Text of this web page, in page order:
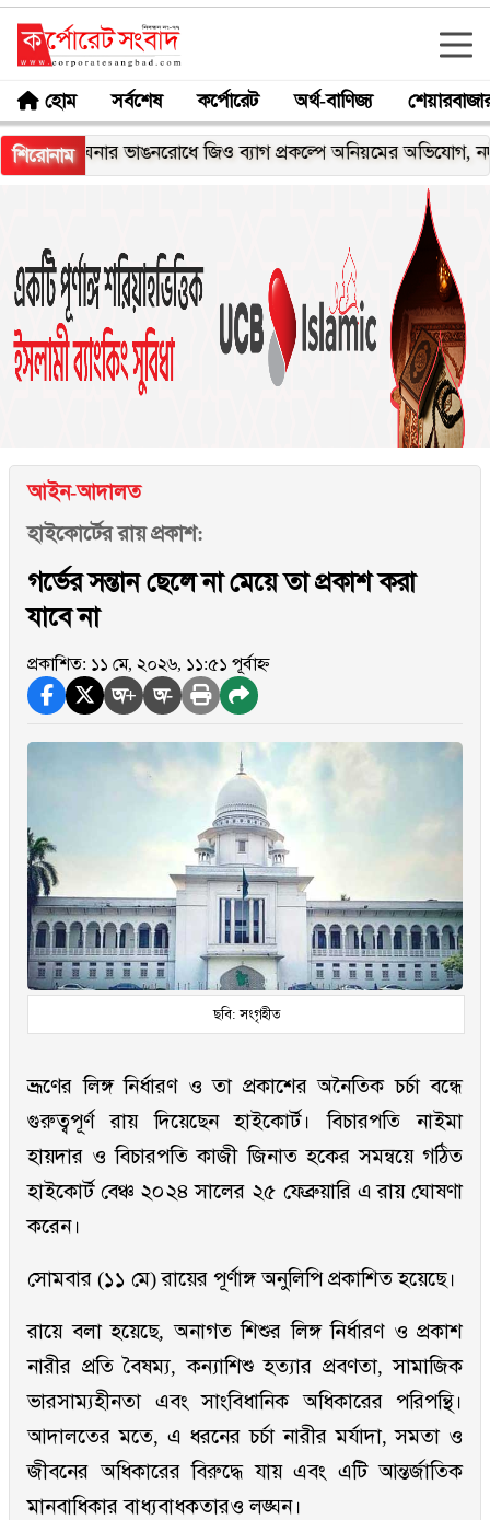
হোম সর্বশেষ কর্পোরেট অর্থ-বাণিজ্য
শিরোনামভাঙনরোধে জিও ব্যাগ প্রকল্পে অনিয়মের অভিযোগ, নদীরকূলে
আইন-আদালত
হাইকোর্টের রায় প্রকাশ:
গর্ভের সন্তান ছেলে না মেয়ে তা প্রকাশ করা
যাবে না
প্রকাশিত: ১১ মে, ২০২৬, ১১:৫১ পূর্বাহ্ন
অ+ অ-
ছবি: সংগৃহীত
ভ্রূণের লিঙ্গ নির্ধারণ ও তা প্রকাশের অনৈতিক চর্চা বন্ধে
গুরুত্বপূর্ণ রায় দিয়েছেন হাইকোর্ট। বিচারপতি নাইমা
হায়দার ও বিচারপতি কাজী জিনাত হকের সমন্বয়ে গঠিত
হাইকোর্ট বেঞ্চ ২০২৪ সালের ২৫ ফেব্রুয়ারি এ রায় ঘোষণা
করেন।
সোমবার (১১ মে) রায়ের পূর্ণাঙ্গ অনুলিপি প্রকাশিত হয়েছে।
রায়ে বলা হয়েছে, অনাগত শিশুর লিঙ্গ নির্ধারণ ও প্রকাশ
নারীর প্রতি বৈষম্য, কন্যাশিশু হত্যার প্রবণতা, সামাজিক
ভারসাম্যহীনতা এবং সাংবিধানিক অধিকারের পরিপন্থি।
আদালতের মতে, এ ধরনের চর্চা নারীর মর্যাদা, সমতা ও
জীবনের অধিকারের বিরুদ্ধে যায় এবং এটি আন্তর্জাতিক
মানবাধিকার বাধ্যবাধকতারও লঙ্ঘন।